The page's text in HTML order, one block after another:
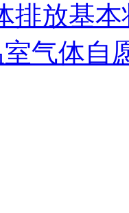
排放基
室气体自